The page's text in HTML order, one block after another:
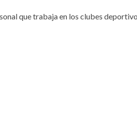
que trabaja en los clubes